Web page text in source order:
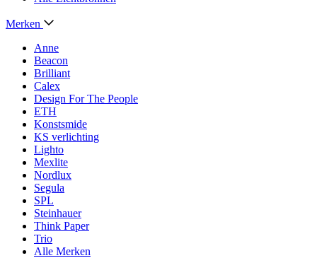
Merken
Anne
Beacon
Brilliant
Calex
Design For The People
ETH
Konstsmide
KS verlichting
Lighto
Mexlite
Nordlux
Segula
SPL
Steinhauer
Think Paper
Trio
Alle Merken